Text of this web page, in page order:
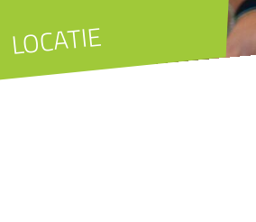
LOCATIE